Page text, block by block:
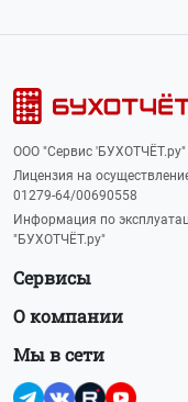
ООО "Сервис
Лицензия на
01279-64/00690558
Информация по
"БУХОТЧЁТ.ру"
Сервисы
О компании
Мы в сети